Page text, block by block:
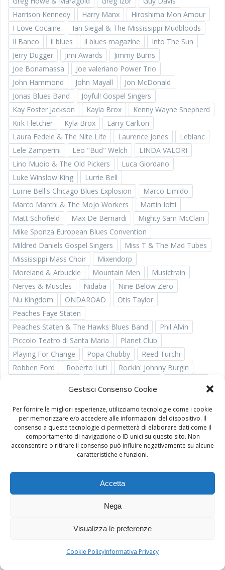
Gestisci Consenso Cookie
Per fornire le migliori esperienze, utilizziamo tecnologie come i cookie
per memorizzare e/o accedere alle informazioni del dispositivo. Il
consenso a queste tecnologie ci permetterà di elaborare dati come il
comportamento di navigazione o ID unici su questo sito. Non
acconsentire o ritirare il consenso può influire negativamente su alcune
caratteristiche e funzioni.
Accetta
Nega
Visualizza le preferenze
Cookie PolicyInformativa Privacy
Harrison Kennedy
Harry Manx
Hiroshima Mon Amour
I Love Cocaine
Ian Siegal & The Mississippi Mudbloods
Il Banco
il blues il blues magazine
Into The Sun
Jerry Dugger
Jimi Awards
Jimmy Burns
Joe Bonamassa
Joe valeriano Power Trio
John Hammond
John Mayall
Jon McDonald
Jonas Blues Band
Joyful! Gospel Singers
Kay Foster Jackson
Kayla Brox
Kenny Wayne Shepherd
Kirk Fletcher
Kyla Brox
Larry Carlton
Laura Fedele & The Nite Life
Laurence Jones
Leblanc
Lele Zamperini
Leo "Bud" Welch
LINDA VALORI
Lino Muoio & The Old Pickers
Luca Giordano
Luke Winslow King
Lurrie Bell
Lurrie Bell's Chicago Blues Explosion
Marco Limido
Marco Marchi & The Mojo Workers
Martin Iotti
Matt Schofield
Max De Bernardi
Mighty Sam McClain
Mike Sponza European Blues Convention
Mildred Daniels Gospel Singers
Miss T & The Mad Tubes
Mississippi Mass Choir
Mixendorp
Moreland & Arbuckle
Mountain Men
Musictrain
Nerves & Muscles
Nidaba
Nine Below Zero
Nu Kingdom
ONDAROAD
Otis Taylor
Peaches Faye Staten
Peaches Staten & The Hawks Blues Band
Phil Alvin
Piccolo Teatro di Santa Maria
Planet Club
Playing For Change
Popa Chubby
Reed Turchi
Robben Ford
Roberto Luti
Rockin' Johnny Burgin
Scarecrow
Shake! Sista Shake!
Shanna Waterstown
Sharon Jackson
Shemekia Colepand
Slam Allen
Slang Music
South Carolina Mass Choir
South Side Music
Spaziomusica
Spirit Of New Orleans Gospel Choir
The Hawks
Tony Washington Gospel Singers
Treves Blues Band
Veronica & The Red Wine Serenaders